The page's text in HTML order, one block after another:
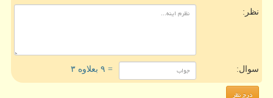
نظر:
سوال: = ۹ بعلاوه ۳